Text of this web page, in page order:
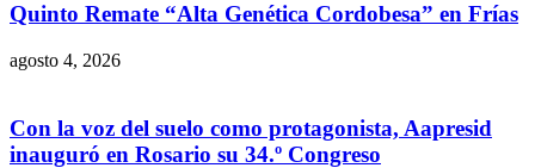
Quinto Remate “Alta Genética Cordobesa” en Frías
agosto 4, 2026
Con la voz del suelo como protagonista, Aapresid
inauguró en Rosario su 34.º Congreso